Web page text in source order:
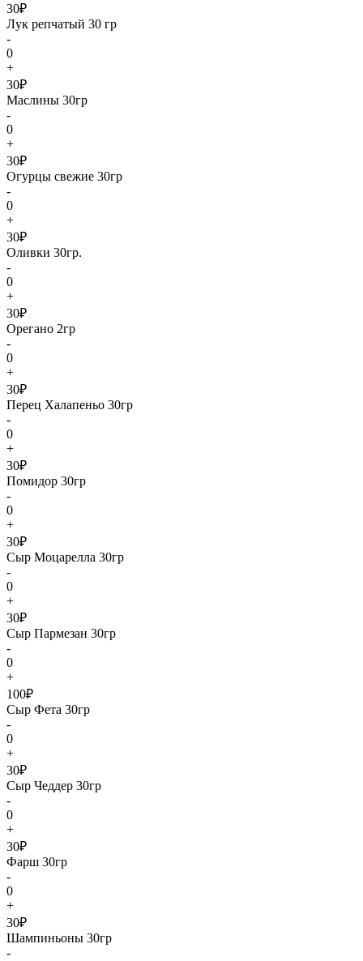
30₽
Лук репчатый 30 гр
-
0
+
30₽
Маслины 30гр
-
0
+
30₽
Огурцы свежие 30гр
-
0
+
30₽
Оливки 30гр.
-
0
+
30₽
Орегано 2гр
-
0
+
30₽
Перец Халапеньо 30гр
-
0
+
30₽
Помидор 30гр
-
0
+
30₽
Сыр Моцарелла 30гр
-
0
+
30₽
Сыр Пармезан 30гр
-
0
+
100₽
Сыр Фета 30гр
-
0
+
30₽
Сыр Чеддер 30гр
-
0
+
30₽
Фарш 30гр
-
0
+
30₽
Шампиньоны 30гр
-